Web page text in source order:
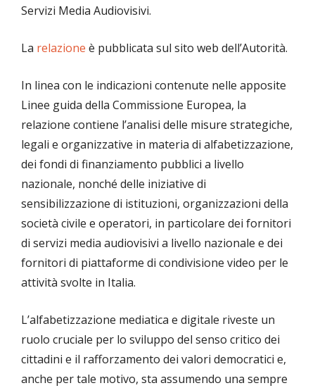
Servizi Media Audiovisivi.
La relazione è pubblicata sul sito web dell’Autorità.
In linea con le indicazioni contenute nelle apposite
Linee guida della Commissione Europea, la
relazione contiene l’analisi delle misure strategiche,
legali e organizzative in materia di alfabetizzazione,
dei fondi di finanziamento pubblici a livello
nazionale, nonché delle iniziative di
sensibilizzazione di istituzioni, organizzazioni della
società civile e operatori, in particolare dei fornitori
di servizi media audiovisivi a livello nazionale e dei
fornitori di piattaforme di condivisione video per le
attività svolte in Italia.
L’alfabetizzazione mediatica e digitale riveste un
ruolo cruciale per lo sviluppo del senso critico dei
cittadini e il rafforzamento dei valori democratici e,
anche per tale motivo, sta assumendo una sempre